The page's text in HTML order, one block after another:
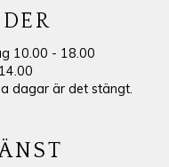
10.00 - 18.00
dagar är det stängt.